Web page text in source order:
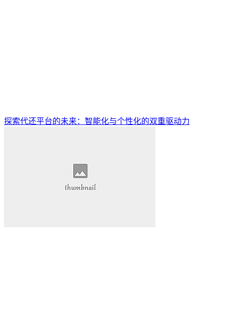
探索代还平台的未来：智能化与个性化的双重驱动力